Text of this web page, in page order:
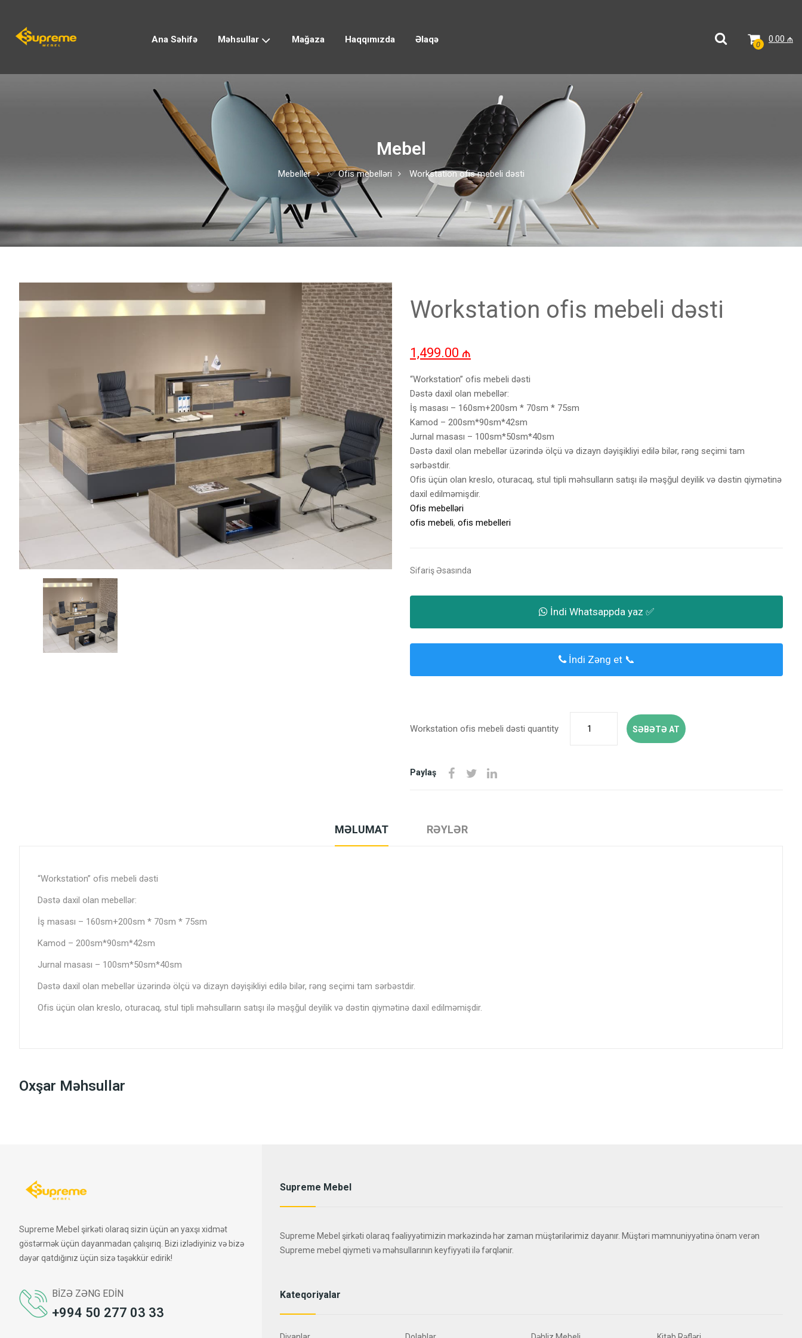
Ana Səhifə Məhsullar Mağaza Haqqımızda Əlaqə 0.00 ₼
0
Mebel
Mebeller ✅ Ofis mebelləri Workstation ofis mebeli dəsti
Workstation ofis mebeli dəsti
1,499.00 ₼
“Workstation” ofis mebeli dəsti
Dəstə daxil olan mebellər:
İş masası – 160sm+200sm * 70sm * 75sm
Kamod – 200sm*90sm*42sm
Jurnal masası – 100sm*50sm*40sm
Dəstə daxil olan mebellər üzərində ölçü və dizayn dəyişikliyi edilə bilər, rəng seçimi tam
sərbəstdir.
Ofis üçün olan kreslo, oturacaq, stul tipli məhsulların satışı ilə məşğul deyilik və dəstin qiymətinə
daxil edilməmişdir.
Ofis mebelləri
ofis mebeli, ofis mebelleri
Sifariş Əsasında
İndi Whatsappda yaz ✅
İndi Zəng et 📞
Workstation ofis mebeli dəsti quantity SƏBƏTƏ AT
Paylaş
MƏLUMAT RƏYLƏR
“Workstation” ofis mebeli dəsti
Dəstə daxil olan mebellər:
İş masası – 160sm+200sm * 70sm * 75sm
Kamod – 200sm*90sm*42sm
Jurnal masası – 100sm*50sm*40sm
Dəstə daxil olan mebellər üzərində ölçü və dizayn dəyişikliyi edilə bilər, rəng seçimi tam sərbəstdir.
Ofis üçün olan kreslo, oturacaq, stul tipli məhsulların satışı ilə məşğul deyilik və dəstin qiymətinə daxil edilməmişdir.
Oxşar Məhsullar
Supreme Mebel şirkəti olaraq sizin üçün ən yaxşı xidmət
göstərmək üçün dayanmadan çalışırıq. Bizi izlədiyiniz və bizə
dəyər qatdığınız üçün sizə təşəkkür edirik!
BIZƏ ZƏNG EDIN
+994 50 277 03 33
Supreme Mebel
Supreme Mebel şirkəti olaraq fəaliyyətimizin mərkəzində hər zaman müştərilərimiz dayanır. Müştəri məmnuniyyətinə önəm verən
Supreme mebel qiymeti və məhsullarının keyfiyyəti ilə fərqlənir.
Kateqoriyalar